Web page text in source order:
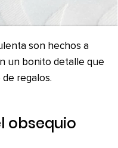
son hechos a
un bonito detalle que
regalos.
obsequio